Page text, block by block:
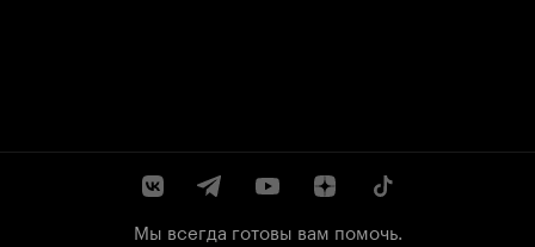
Мы всегда готовы вам помочь.